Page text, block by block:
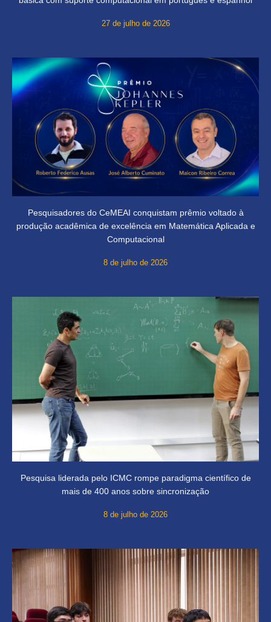
27 de julho de 2026
Pesquisadores do CeMEAI conquistam prêmio voltado à
produção acadêmica de excelência em Matemática Aplicada e
Computacional
8 de julho de 2026
Pesquisa liderada pelo ICMC rompe paradigma científico de
mais de 400 anos sobre sincronização
8 de julho de 2026